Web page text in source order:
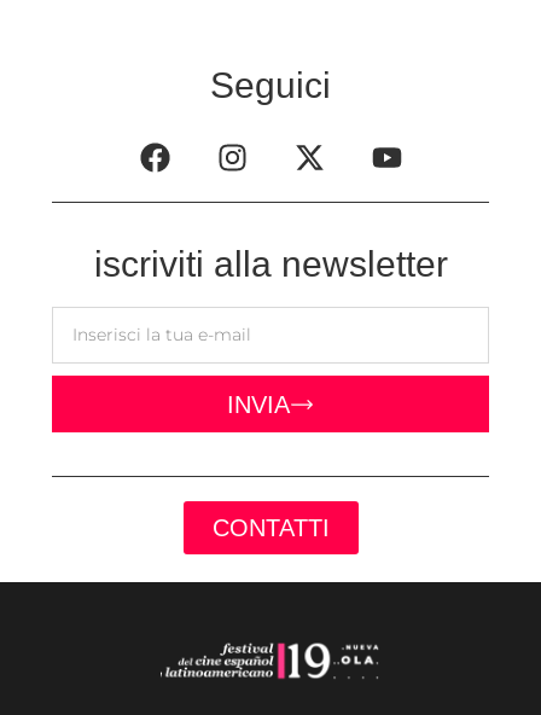
Seguici
iscriviti alla newsletter
INVIA
CONTATTI